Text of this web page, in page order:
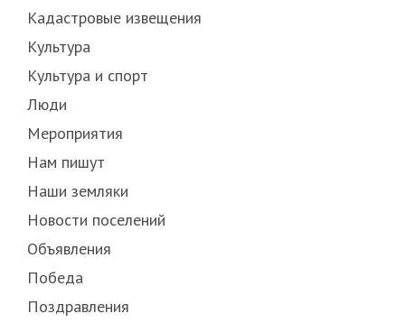
Кадастровые извещения
Культура
Культура и спорт
Люди
Мероприятия
Нам пишут
Наши земляки
Новости поселений
Объявления
Победа
Поздравления